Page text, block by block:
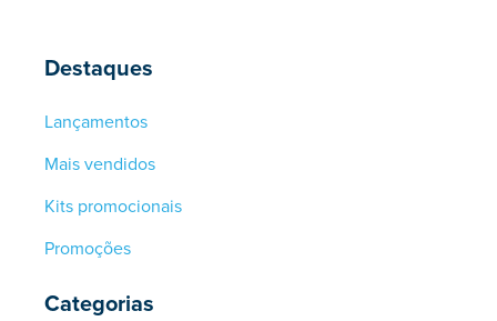
Destaques
Lançamentos
Mais vendidos
Kits promocionais
Promoções
Categorias